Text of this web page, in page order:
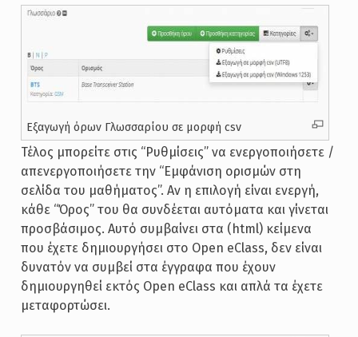
Εξαγωγή όρων Γλωσσαρίου σε μορφή csv
Τέλος μπορείτε στις “Ρυθμίσεις” να ενεργοποιήσετε /
απενεργοποιήσετε την “Εμφάνιση ορισμών στη
σελίδα του μαθήματος”. Αν η επιλογή είναι ενεργή,
κάθε “Όρος” του θα συνδέεται αυτόματα και γίνεται
προσβάσιμος. Αυτό συμβαίνει στα (html) κείμενα
που έχετε δημιουργήσει στο Open eClass, δεν είναι
δυνατόν να συμβεί στα έγγραφα που έχουν
δημιουργηθεί εκτός Open eClass και απλά τα έχετε
μεταφορτώσει.